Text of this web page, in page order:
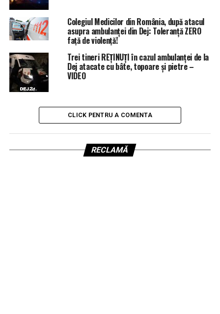
Colegiul Medicilor din România, după atacul
asupra ambulanței din Dej: Toleranță ZERO
față de violență!
Trei tineri REȚINUȚI în cazul ambulanței de la
Dej atacate cu bâte, topoare și pietre –
VIDEO
CLICK PENTRU A COMENTA
RECLAMĂ